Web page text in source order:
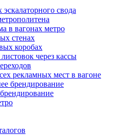
свода
в вагонах метро
стенах
коробах
через кассы
рекламных мест в вагоне
брендирование